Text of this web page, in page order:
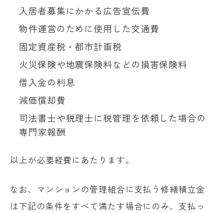
入居者募集にかかる広告宣伝費
物件運営のために使用した交通費
固定資産税・都市計画税
火災保険や地震保険料などの損害保険料
借入金の利息
減価償却費
司法書士や税理士に税管理を依頼した場合の
専門家報酬
以上が必要経費にあたります。
なお、マンションの管理組合に支払う修繕積立金
は下記の条件をすべて満たす場合にのみ、支払っ